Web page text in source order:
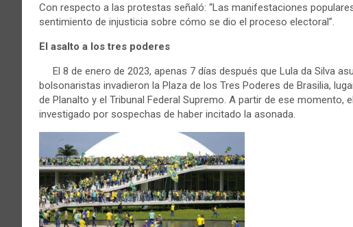
Con respecto a las protestas señaló: “Las manifestaciones
sentimiento de injusticia sobre cómo se dio el proceso electoral”.
El asalto a los tres poderes
El 8 de enero de 2023, apenas 7 días después que Lula da Silva
bolsonaristas invadieron la Plaza de los Tres Poderes de Brasilia,
de Planalto y el Tribunal Federal Supremo. A partir de ese
investigado por sospechas de haber incitado la asonada.